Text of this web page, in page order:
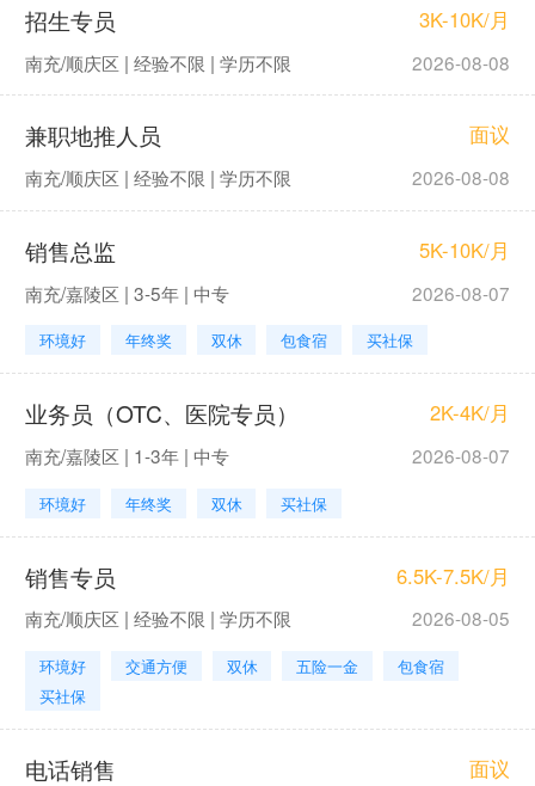
招生专员 3K-10K/月
南充/顺庆区 | 经验不限 | 学历不限 2026-08-08
兼职地推人员 面议
南充/顺庆区 | 经验不限 | 学历不限 2026-08-08
销售总监 5K-10K/月
南充/嘉陵区 | 3-5年 | 中专 2026-08-07
环境好 年终奖 双休 包食宿 买社保
业务员（OTC、医院专员） 2K-4K/月
南充/嘉陵区 | 1-3年 | 中专 2026-08-07
环境好 年终奖 双休 买社保
销售专员 6.5K-7.5K/月
南充/顺庆区 | 经验不限 | 学历不限 2026-08-05
环境好 交通方便 双休 五险一金
包食宿
买社保
电话销售 面议